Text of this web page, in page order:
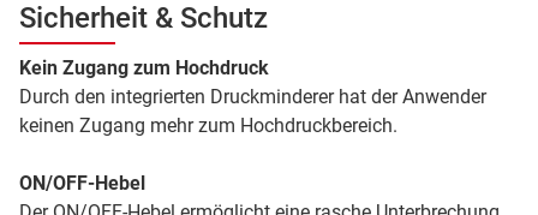
Sicherheit & Schutz
Kein Zugang zum Hochdruck
Durch den integrierten Druckminderer hat der Anwender
keinen Zugang mehr zum Hochdruckbereich.
ON/OFF-Hebel